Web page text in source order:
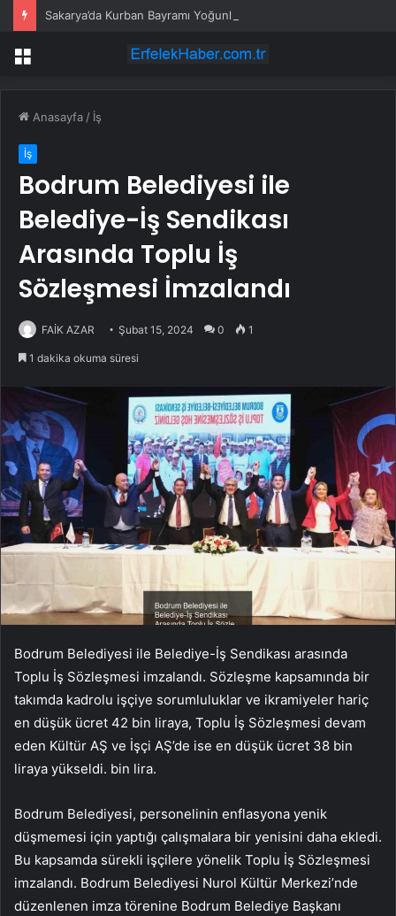
Sakarya’da Kurban Bayramı Yoğunluğu
Menü
Anasayfa / İş
İş
Bodrum Belediyesi ile
Belediye-İş Sendikası
Arasında Toplu İş
Sözleşmesi İmzalandı
FAİK AZAR Şubat 15, 2024 0 1
1 dakika okuma süresi
Bodrum Belediyesi ile Belediye-İş Sendikası arasında
Toplu İş Sözleşmesi imzalandı. Sözleşme kapsamında bir
takımda kadrolu işçiye sorumluluklar ve ikramiyeler hariç
en düşük ücret 42 bin liraya, Toplu İş Sözleşmesi devam
eden Kültür AŞ ve İşçi AŞ’de ise en düşük ücret 38 bin
liraya yükseldi. bin lira.
Bodrum Belediyesi, personelinin enflasyona yenik
düşmemesi için yaptığı çalışmalara bir yenisini daha ekledi.
Bu kapsamda sürekli işçilere yönelik Toplu İş Sözleşmesi
imzalandı. Bodrum Belediyesi Nurol Kültür Merkezi’nde
düzenlenen imza törenine Bodrum Belediye Başkanı